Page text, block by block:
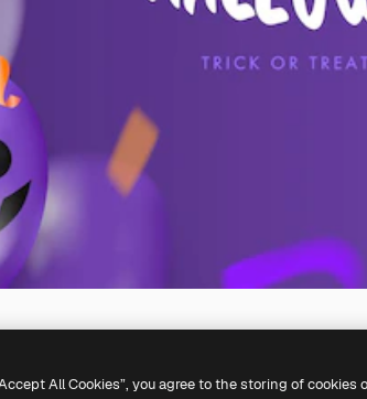
All Cookies”, you agree to the storing of cookies